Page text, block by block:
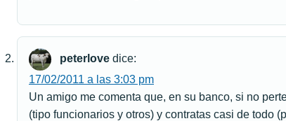
peterlove dice:
17/02/2011 a las 3:03 pm
Un amigo me comenta que, en su banco, si no
(tipo funcionarios y otros) y contratas casi de todo